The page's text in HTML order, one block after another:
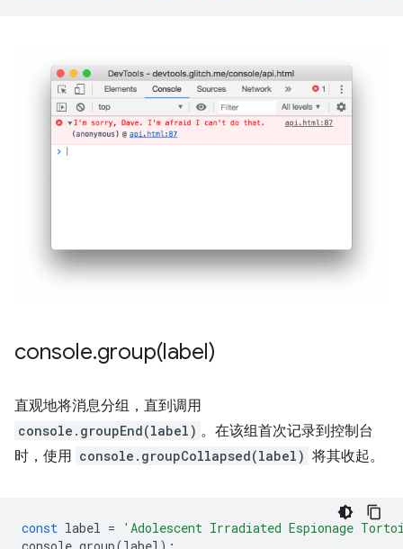
console.group(label)
直观地将消息分组，直到调用
console.groupEnd(label) 。在该组首次记录到控制台
时，使用 console.groupCollapsed(label) 将其收起。
const label =
'Adolescent Irradiated Espionage